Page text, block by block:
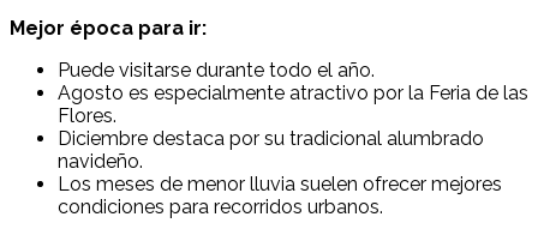
Mejor época para ir:
Puede visitarse durante todo el año.
Agosto es especialmente atractivo por la Feria de las
Flores.
Diciembre destaca por su tradicional alumbrado
navideño.
Los meses de menor lluvia suelen ofrecer mejores
condiciones para recorridos urbanos.